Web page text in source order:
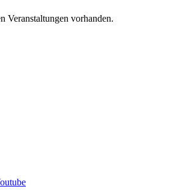
Veranstaltungen vorhanden.